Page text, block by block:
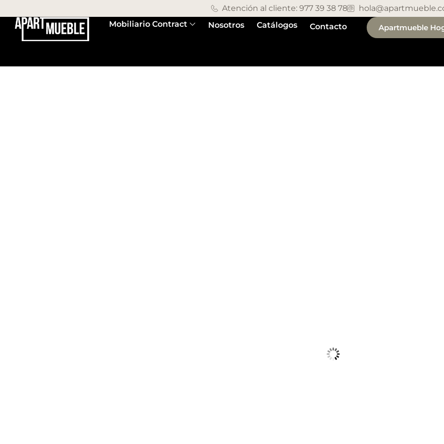
Atención al cliente: 977 39 38 78
Mobiliario Contract
Nosotros Catálogos Contacto Apartmueble